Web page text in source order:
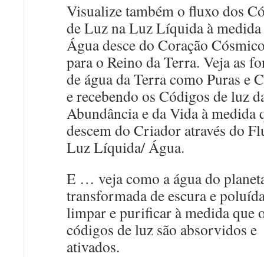
Visualize também o fluxo dos
de Luz na Luz Líquida à medida
Água desce do Coração
para o Reino da Terra. Veja as
de água da Terra como Puras e
e recebendo os Códigos de luz
Abundância e da Vida à medida
descem do Criador através do
Luz Líquida/ Água.
E … veja como a água do
transformada de escura e
limpar e purificar à medida que
códigos de luz são absorvidos e
ativados.